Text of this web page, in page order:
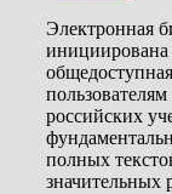
Электронная
российских
полных
значительных